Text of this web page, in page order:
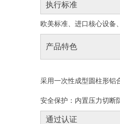
执行标准
欧美标准、进口核心设备
产品特色
采用一次性成型圆柱形铝
安全保护：内置压力切断
通过认证